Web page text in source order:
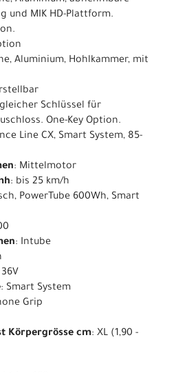
und MIK HD-Plattform.
Aluminium, Hohlkammer, mit
gleicher Schlüssel für
One-Key Option.
Line CX, Smart System, 85-
: Mittelmotor
: bis 25 km/h
PowerTube 600Wh, Smart
: Intube
: Smart System
Grip
Körpergrösse cm: XL (1,90 -